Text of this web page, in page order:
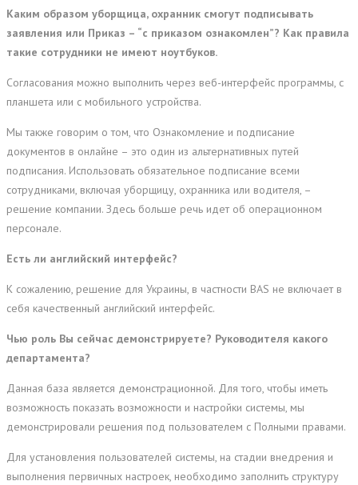
Каким образом уборщица, охранник смогут подписывать
заявления или Приказ – “с приказом ознакомлен”? Как правила
такие сотрудники не имеют ноутбуков.
Согласования можно выполнить через веб-интерфейс программы, с
планшета или с мобильного устройства.
Мы также говорим о том, что Ознакомление и подписание
документов в онлайне – это один из альтернативных путей
подписания. Использовать обязательное подписание всеми
сотрудниками, включая уборщицу, охранника или водителя, –
решение компании. Здесь больше речь идет об операционном
персонале.
Есть ли английский интерфейс?
К сожалению, решение для Украины, в частности BAS не включает в
себя качественный английский интерфейс.
Чью роль Вы сейчас демонстрируете? Руководителя какого
департамента?
Данная база является демонстрационной. Для того, чтобы иметь
возможность показать возможности и настройки системы, мы
демонстрировали решения под пользователем с Полными правами.
Для установления пользователей системы, на стадии внедрения и
выполнения первичных настроек, необходимо заполнить структуру